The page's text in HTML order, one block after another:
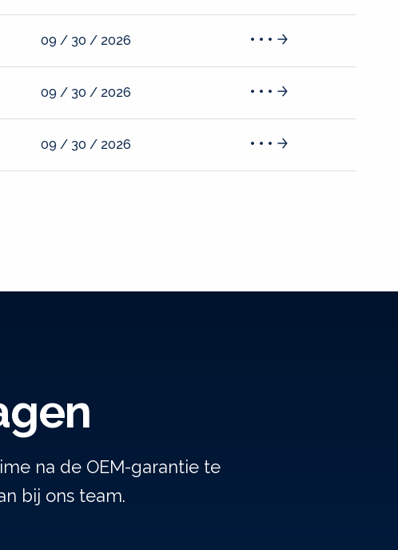
09 / 30 / 2026
09 / 30 / 2026
09 / 30 / 2026
na de OEM-garantie te
bij ons team.